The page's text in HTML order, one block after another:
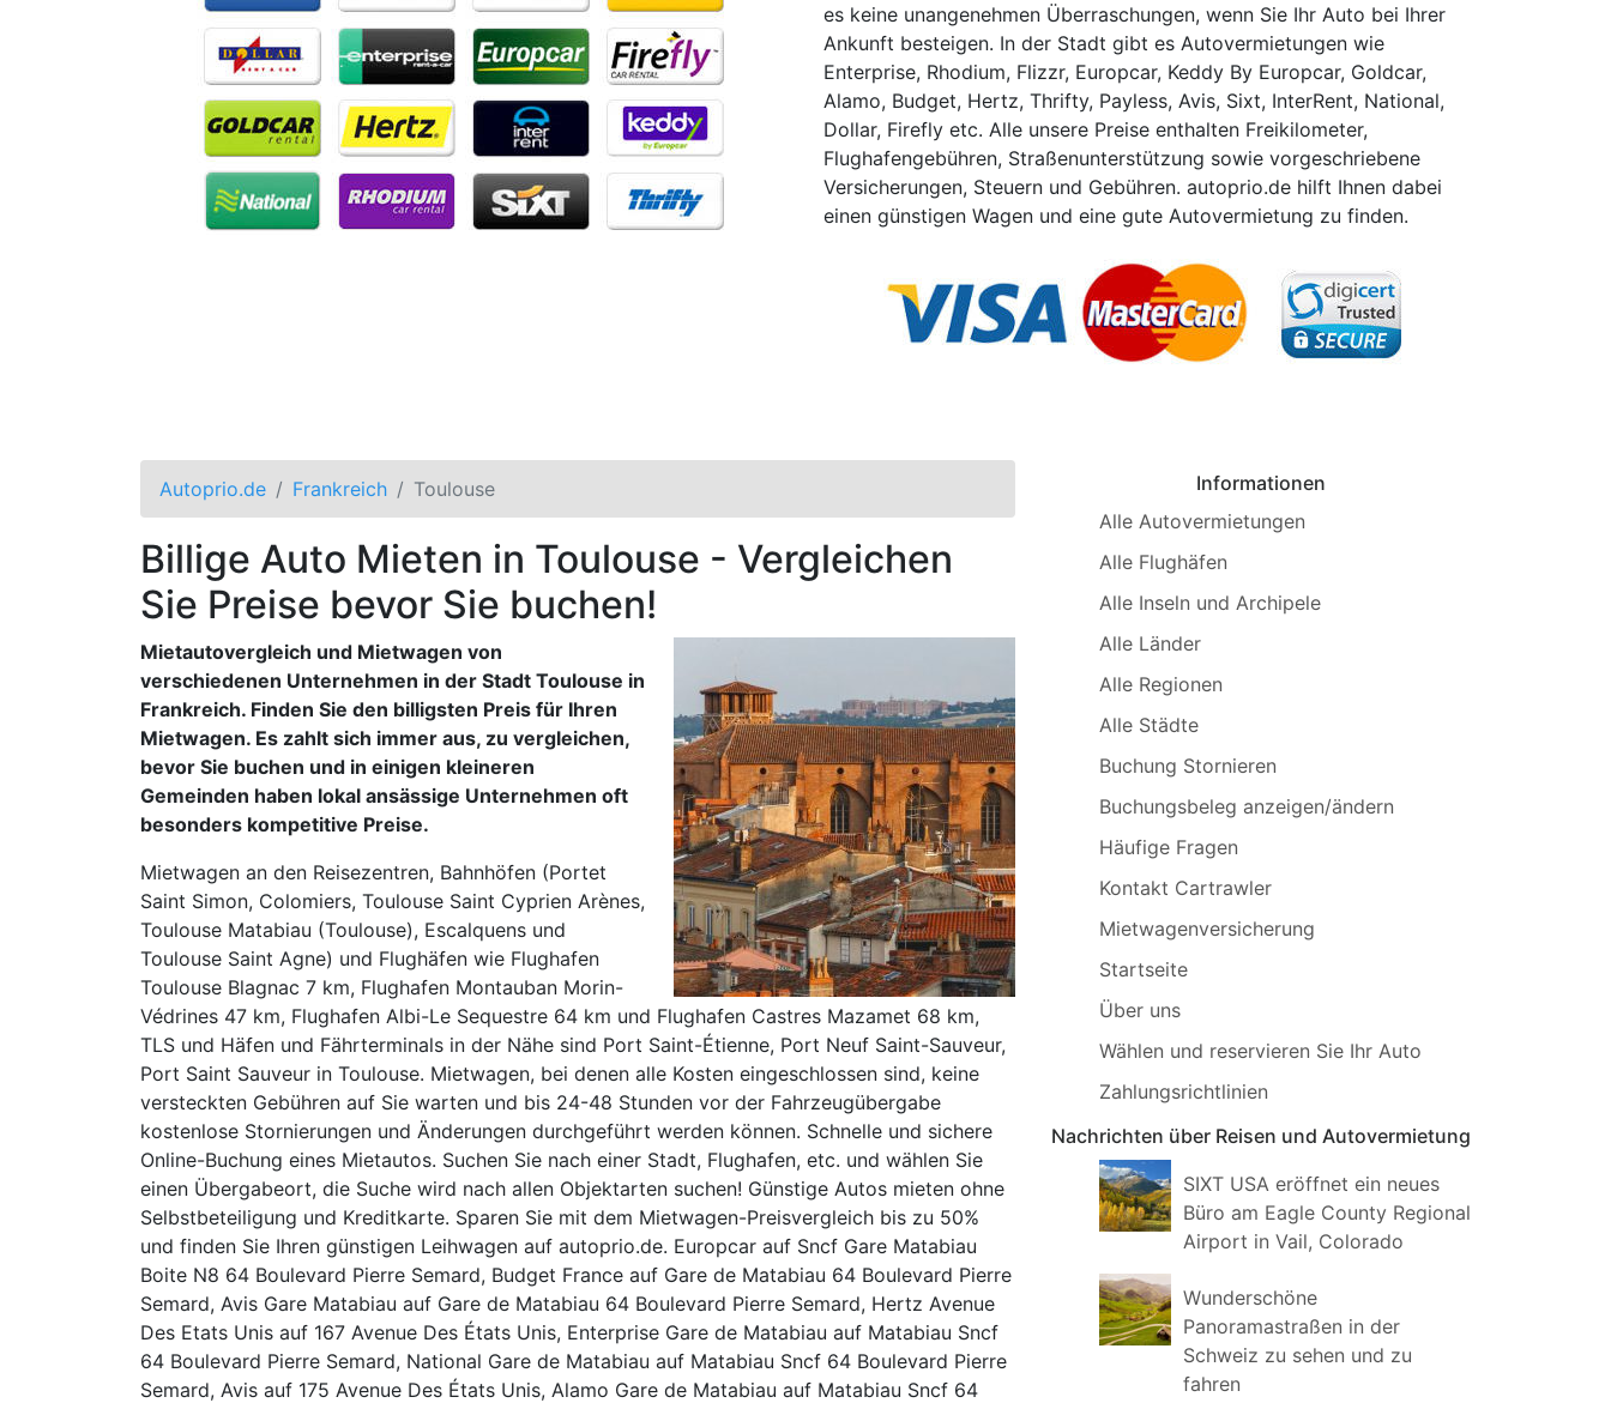
es keine unangenehmen Überraschungen, wenn Sie Ihr Auto bei Ihrer
Ankunft besteigen. In der Stadt gibt es Autovermietungen wie
Enterprise, Rhodium, Flizzr, Europcar, Keddy By Europcar, Goldcar,
Alamo, Budget, Hertz, Thrifty, Payless, Avis, Sixt, InterRent, National,
Dollar, Firefly etc. Alle unsere Preise enthalten Freikilometer,
Flughafengebühren, Straßenunterstützung sowie vorgeschriebene
Versicherungen, Steuern und Gebühren. autoprio.de hilft Ihnen dabei
einen günstigen Wagen und eine gute Autovermietung zu finden.
Autoprio.de Frankreich Toulouse
Billige Auto Mieten in Toulouse - Vergleichen
Sie Preise bevor Sie buchen!
Mietautovergleich und Mietwagen von
verschiedenen Unternehmen in der Stadt Toulouse in
Frankreich. Finden Sie den billigsten Preis für Ihren
Mietwagen. Es zahlt sich immer aus, zu vergleichen,
bevor Sie buchen und in einigen kleineren
Gemeinden haben lokal ansässige Unternehmen oft
besonders kompetitive Preise.
Mietwagen an den Reisezentren, Bahnhöfen (Portet
Saint Simon, Colomiers, Toulouse Saint Cyprien Arènes,
Toulouse Matabiau (Toulouse), Escalquens und
Toulouse Saint Agne) und Flughäfen wie Flughafen
Toulouse Blagnac 7 km, Flughafen Montauban Morin-
Védrines 47 km, Flughafen Albi-Le Sequestre 64 km und Flughafen Castres Mazamet 68 km,
TLS und Häfen und Fährterminals in der Nähe sind Port Saint-Étienne, Port Neuf Saint-Sauveur,
Port Saint Sauveur in Toulouse. Mietwagen, bei denen alle Kosten eingeschlossen sind, keine
versteckten Gebühren auf Sie warten und bis 24-48 Stunden vor der Fahrzeugübergabe
kostenlose Stornierungen und Änderungen durchgeführt werden können. Schnelle und sichere
Online-Buchung eines Mietautos. Suchen Sie nach einer Stadt, Flughafen, etc. und wählen Sie
einen Übergabeort, die Suche wird nach allen Objektarten suchen! Günstige Autos mieten ohne
Selbstbeteiligung und Kreditkarte. Sparen Sie mit dem Mietwagen-Preisvergleich bis zu 50%
und finden Sie Ihren günstigen Leihwagen auf autoprio.de. Europcar auf Sncf Gare Matabiau
Boite N8 64 Boulevard Pierre Semard, Budget France auf Gare de Matabiau 64 Boulevard Pierre
Semard, Avis Gare Matabiau auf Gare de Matabiau 64 Boulevard Pierre Semard, Hertz Avenue
Des Etats Unis auf 167 Avenue Des États Unis, Enterprise Gare de Matabiau auf Matabiau Sncf
64 Boulevard Pierre Semard, National Gare de Matabiau auf Matabiau Sncf 64 Boulevard Pierre
Semard, Avis auf 175 Avenue Des États Unis, Alamo Gare de Matabiau auf Matabiau Sncf 64
Informationen
Alle Autovermietungen
Alle Flughäfen
Alle Inseln und Archipele
Alle Länder
Alle Regionen
Alle Städte
Buchung Stornieren
Buchungsbeleg anzeigen/ändern
Häufige Fragen
Kontakt Cartrawler
Mietwagenversicherung
Startseite
Über uns
Wählen und reservieren Sie Ihr Auto
Zahlungsrichtlinien
Nachrichten über Reisen und Autovermietung
SIXT USA eröffnet ein neues
Büro am Eagle County Regional
Airport in Vail, Colorado
Wunderschöne
Panoramastraßen in der
Schweiz zu sehen und zu
fahren